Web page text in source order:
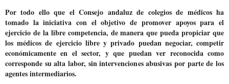
Por todo ello que el Consejo andaluz de colegios de médicos ha
tomado la iniciativa con el objetivo de promover apoyos para el
ejercicio de la libre competencia, de manera que pueda propiciar que
los médicos de ejercicio libre y privado puedan negociar, competir
económicamente en el sector, y que puedan ver reconocida como
corresponde su alta labor, sin intervenciones abusivas por parte de los
agentes intermediarios.